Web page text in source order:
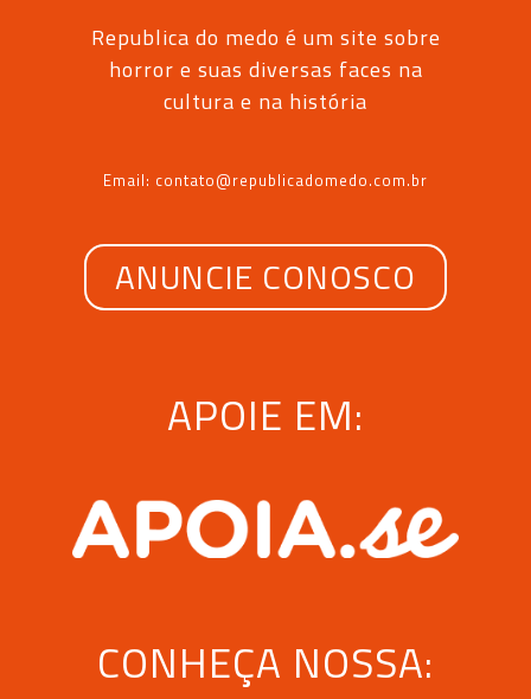
Republica do medo é um site sobre
horror e suas diversas faces na
cultura e na história
Email: contato@republicadomedo.com.br
ANUNCIE CONOSCO
APOIE EM:
CONHEÇA NOSSA: